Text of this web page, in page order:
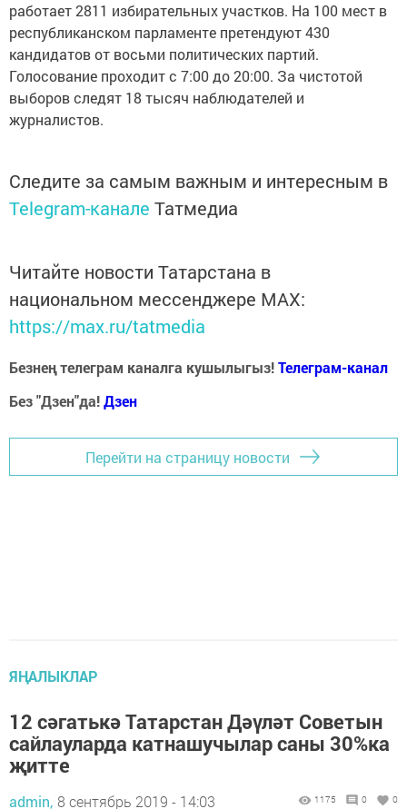
работает 2811 избирательных участков. На 100 мест в
республиканском парламенте претендуют 430
кандидатов от восьми политических партий.
Голосование проходит с 7:00 до 20:00. За чистотой
выборов следят 18 тысяч наблюдателей и
журналистов.
Следите за самым важным и интересным в
Telegram-канале Татмедиа
Читайте новости Татарстана в
национальном мессенджере MАХ:
https://max.ru/tatmedia
Безнең телеграм каналга кушылыгыз!Телеграм-канал
Без "Дзен"да!Дзен
Перейти на страницу новости
ЯҢАЛЫКЛАР
12 сәгатькә Татарстан Дәүләт Советын
сайлауларда катнашучылар саны 30%ка
җитте
admin, 8 сентябрь 2019 - 14:03 1175 0 0